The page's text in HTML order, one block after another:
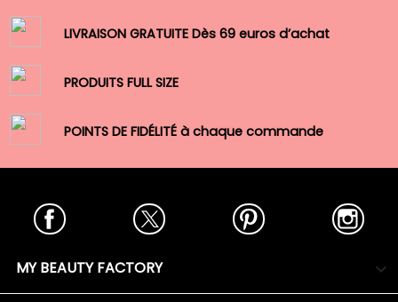
LIVRAISON GRATUITE Dès 69 euros d’achat
PRODUITS FULL SIZE
POINTS DE FIDÉLITÉ à chaque commande
Facebook Twitter Pinterest
MY BEAUTY FACTORY 